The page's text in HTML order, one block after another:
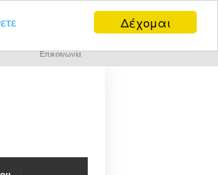
Δέχομαι
Επικοινωνία